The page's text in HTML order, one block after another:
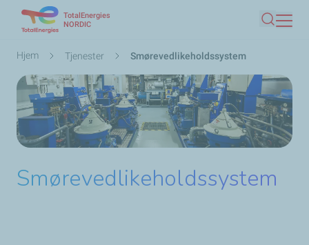
hovedinnhold
TotalEnergies
NORDIC
Søk
Navigasjonssti
Hjem Tjenester Smørevedlikeholdssystem
Smørevedlikeholdssystem